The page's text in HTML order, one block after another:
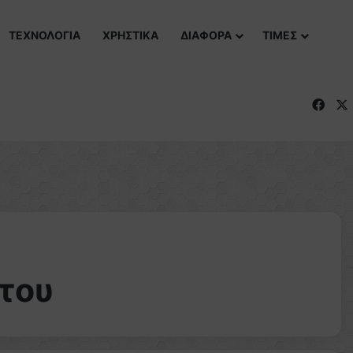
ΤΕΧΝΟΛΟΓΙΑ ΧΡΗΣΤΙΚΑ ΔΙΑΦΟΡΑ ΤΙΜΕΣ